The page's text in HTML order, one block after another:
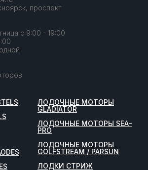
проспект
с 9:00 - 19:00
ЛОДОЧНЫЕ МОТОРЫ
GLADIATOR
ЛОДОЧНЫЕ МОТОРЫ SEA-
PRO
ЛОДОЧНЫЕ МОТОРЫ
GOLFSTREAM / PARSUN
ЛОДКИ СТРИЖ